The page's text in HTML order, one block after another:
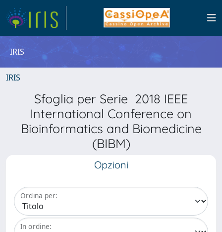
IRIS
IRIS
Sfoglia per Serie 2018 IEEE
International Conference on
Bioinformatics and Biomedicine
(BIBM)
Opzioni
Ordina per:
In ordine: